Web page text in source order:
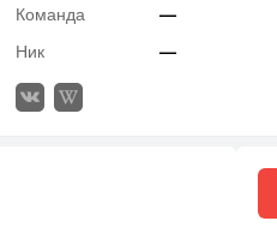
Команда
—
Ник
—